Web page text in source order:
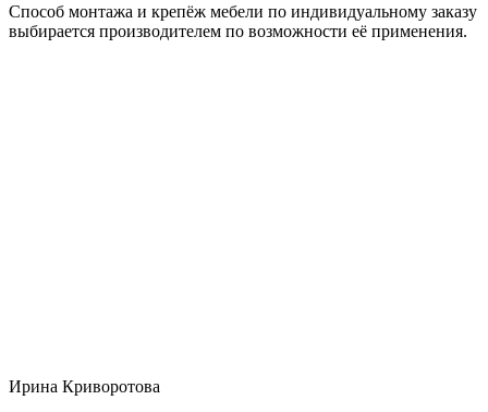
Способ монтажа и крепёж мебели по индивидуальному заказу
выбирается производителем по возможности её применения.
Ирина Криворотова